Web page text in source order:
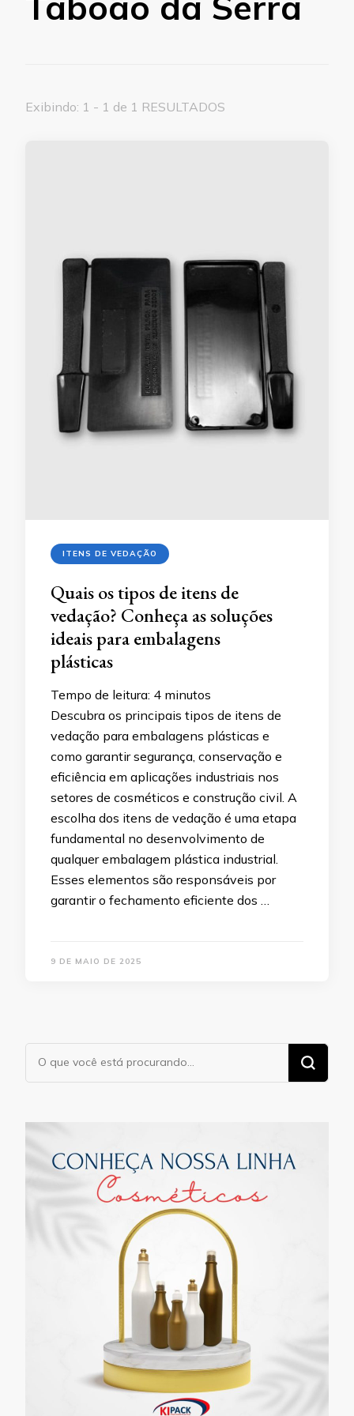
Exibindo: 1 - 1 de 1 RESULTADOS
ITENS DE VEDAÇÃO
Quais os tipos de itens de
vedação? Conheça as soluções
ideais para embalagens
plásticas
Tempo de leitura: 4 minutos
Descubra os principais tipos de itens de
vedação para embalagens plásticas e
como garantir segurança, conservação e
eficiência em aplicações industriais nos
setores de cosméticos e construção civil. A
escolha dos itens de vedação é uma etapa
fundamental no desenvolvimento de
qualquer embalagem plástica industrial.
Esses elementos são responsáveis por
garantir o fechamento eficiente dos …
9 DE MAIO DE 2025
Procurando
algo?